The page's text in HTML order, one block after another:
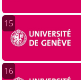
15
16